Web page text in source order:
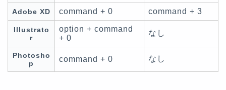
Adobe XD command + 0 command + 3
Illustrato
r
option + command
+ 0
なし
Photosho
p
command + 0 なし